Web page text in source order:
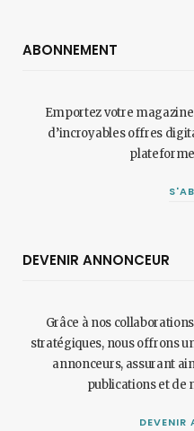
ABONNEMENT
Emportez votre
d’incroyables offres
DEVENIR ANNONCEUR
Grâce à nos
stratégiques, nous offrons
annonceurs, assurant
publications et de
DEVENIR